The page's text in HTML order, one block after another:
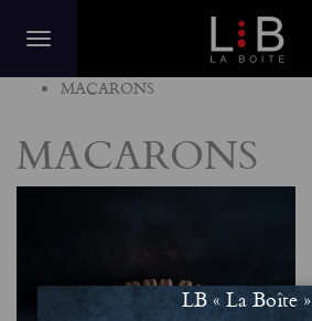
MACARONS
MACARONS
LB « La Boîte »